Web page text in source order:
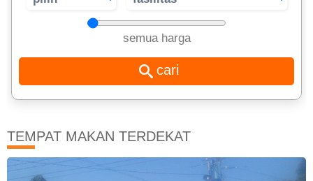
semua harga
TEMPAT MAKAN TERDEKAT